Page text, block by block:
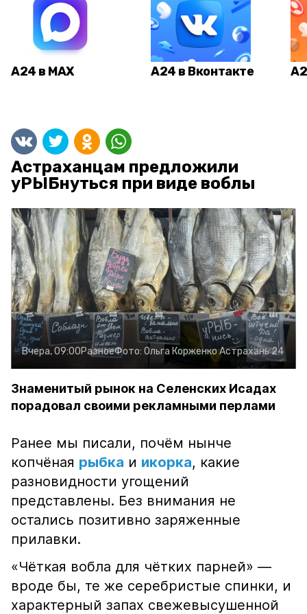
А24 в MAX А24 в Вконтакте
Астраханцам предложили
уРЫБнуться при виде воблы
Вчера, 09:00РазноеФото: Ольга КорженкоАстрахань 24
Знаменитый рынок на Селенских Исадах
порадовал своими рекламными перлами
Ранее мы писали, почём нынче
копчёная рыбка и икорка, какие
разновидности угощений
представлены. Без внимания не
остались позитивно заряженные
прилавки.
«Чёткая вобла для чётких парней» —
вроде бы, те же серебристые спинки, и
характерный запах свежевысушенной